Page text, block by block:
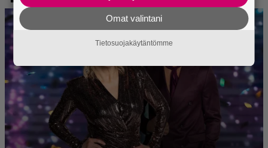
Omat valintani
Tietosuojakäytäntömme